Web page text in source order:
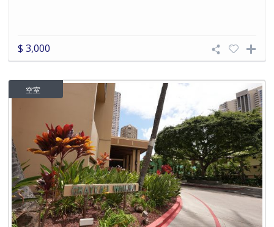
$ 3,000
空室